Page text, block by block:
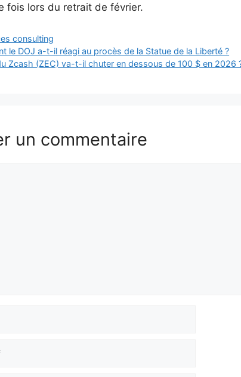
fois lors du retrait de février.
consulting
le DOJ a-t-il réagi au procès de la Statue de la Liberté ?
Zcash (ZEC) va-t-il chuter en dessous de 100 $ en 2026
un commentaire